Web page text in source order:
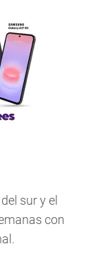
sur y el
con